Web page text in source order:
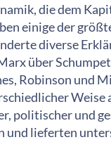
die dem
einige der
diverse
über
Robinson und
Weise
politischer und
und lieferten